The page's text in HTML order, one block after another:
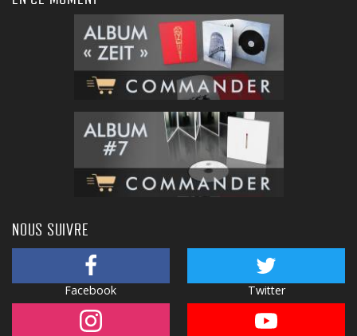
NOUS SUIVRE
Facebook Twitter